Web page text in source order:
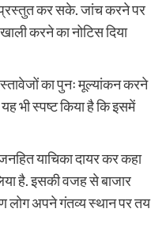
प्रस्तुत कर सके. जांच करने पर
करने का नोटिस दिया
का पुनः मूल्यांकन करने
भी स्पष्ट किया है कि इसमें
याचिका दायर कर कहा
है. इसकी वजह से बाजार
लोग अपने गंतव्य स्थान पर तय